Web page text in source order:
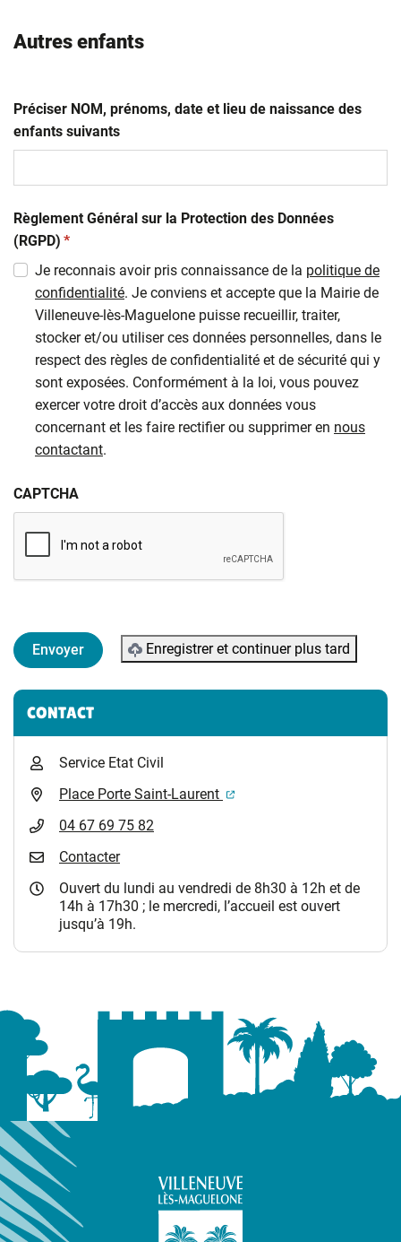
Autres enfants
Préciser NOM, prénoms, date et lieu de naissance des
enfants suivants
Règlement Général sur la Protection des Données
(RGPD) (obligatoire)
*
Je reconnais avoir pris connaissance de la politique de
confidentialité. Je conviens et accepte que la Mairie de
Villeneuve-lès-Maguelone puisse recueillir, traiter,
stocker et/ou utiliser ces données personnelles, dans le
respect des règles de confidentialité et de sécurité qui y
sont exposées. Conformément à la loi, vous pouvez
exercer votre droit d’accès aux données vous
concernant et les faire rectifier ou supprimer en nous
contactant.
CAPTCHA
Enregistrer et continuer plus tard
Informations complémentaires
CONTACT
Service Etat Civil
Place Porte Saint-Laurent
(ouverture dans un
04 67 69 75 82
Contacter
Ouvert du lundi au vendredi de 8h30 à 12h et de
14h à 17h30 ; le mercredi, l’accueil est ouvert
jusqu’à 19h.